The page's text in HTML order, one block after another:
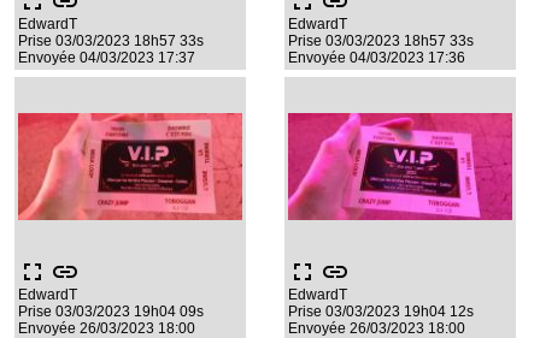
EdwardT
Prise 03/03/2023 18h57 33s
Envoyée 04/03/2023 17:37
EdwardT
Prise 03/03/2023 18h57 33s
Envoyée 04/03/2023 17:36
fullscreen link
EdwardT
Prise 03/03/2023 19h04 09s
Envoyée 26/03/2023 18:00
fullscreen link
EdwardT
Prise 03/03/2023 19h04 12s
Envoyée 26/03/2023 18:00